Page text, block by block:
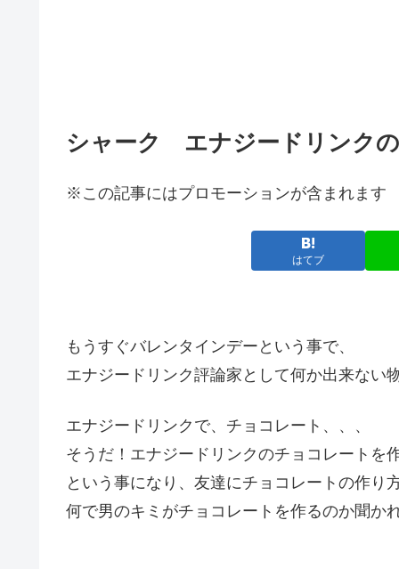
シャーク エナジードリンク
※この記事にはプロモーションが含まれます
はてブ
もうすぐバレンタインデーという事で、
エナジードリンク評論家として何か出来ない
エナジードリンクで、チョコレート、、、
そうだ！エナジードリンクのチョコレートを
という事になり、友達にチョコレートの作り
何で男のキミがチョコレートを作るのか聞か